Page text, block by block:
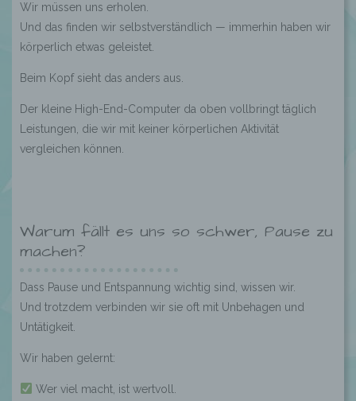
Wir müssen uns erholen.
Und das finden wir selbstverständlich — immerhin haben wir
körperlich etwas geleistet.
Beim Kopf sieht das anders aus.
Der kleine High-End-Computer da oben vollbringt täglich
Leistungen, die wir mit keiner körperlichen Aktivität
vergleichen können.
Warum fällt es uns so schwer, Pause zu
machen?
Dass Pause und Entspannung wichtig sind, wissen wir.
Und trotzdem verbinden wir sie oft mit Unbehagen und
Untätigkeit.
Wir haben gelernt:
Wer viel macht, ist wertvoll.